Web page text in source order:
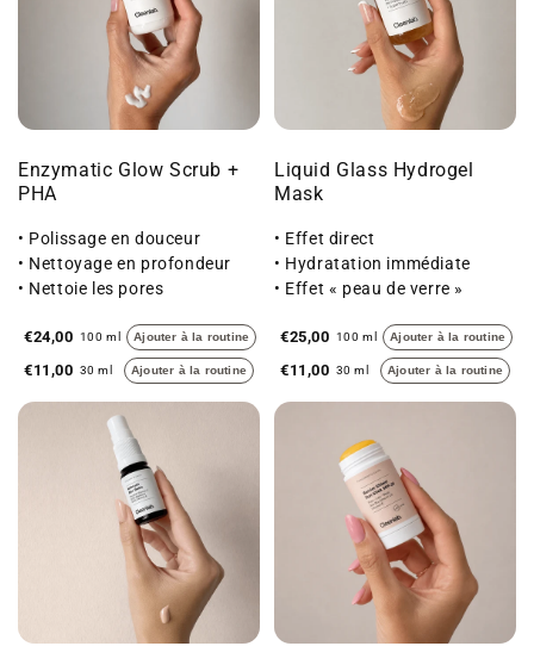
Enzymatic Glow Scrub +
PHA
• Polissage en douceur
• Nettoyage en profondeur
• Nettoie les pores
€24,00 100 ml Ajouter à la routine
€11,00 30 ml Ajouter à la routine
Liquid Glass Hydrogel
Mask
• Effet direct
• Hydratation immédiate
• Effet « peau de verre »
€25,00 100 ml Ajouter à la routine
€11,00 30 ml Ajouter à la routine